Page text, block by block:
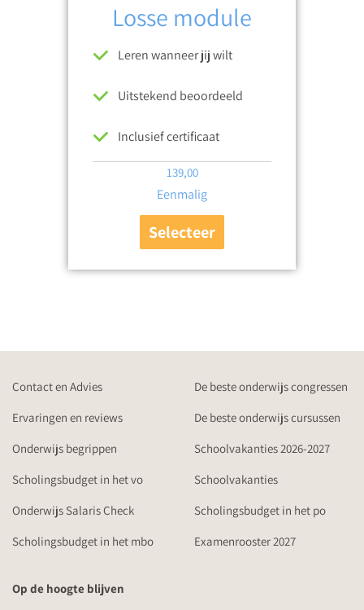
Losse module
Leren wanneer jij wilt
Uitstekend beoordeeld
Inclusief certificaat
139,00
Eenmalig
Selecteer
Contact en Advies
De beste onderwijs congressen
Ervaringen en reviews
De beste onderwijs cursussen
Onderwijs begrippen
Schoolvakanties 2026-2027
Scholingsbudget in het vo
Schoolvakanties
Onderwijs Salaris Check
Scholingsbudget in het po
Scholingsbudget in het mbo
Examenrooster 2027
Op de hoogte blijven